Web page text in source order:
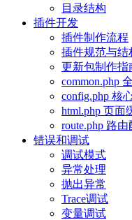
目录结构
插件开发
插件制作流程
插件规范与结
更新包制作指
common.php
config.php 核
html.php 页面
route.php 路由
错误和调试
调试模式
异常处理
抛出异常
Trace调试
变量调试